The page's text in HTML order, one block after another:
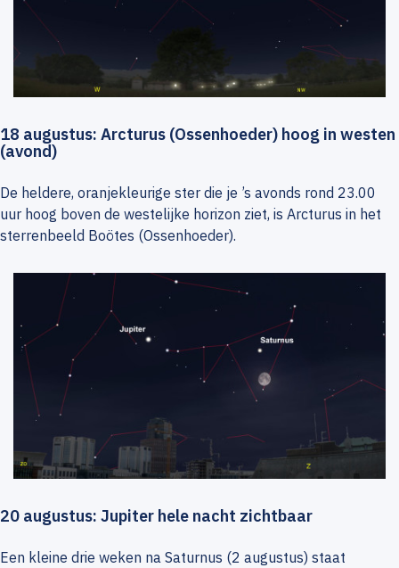
18 augustus: Arcturus (Ossenhoeder) hoog in westen
(avond)
De heldere, oranjekleurige ster die je ’s avonds rond 23.00
uur hoog boven de westelijke horizon ziet, is Arcturus in het
sterrenbeeld Boötes (Ossenhoeder).
20 augustus: Jupiter hele nacht zichtbaar
Een kleine drie weken na Saturnus (2 augustus) staat